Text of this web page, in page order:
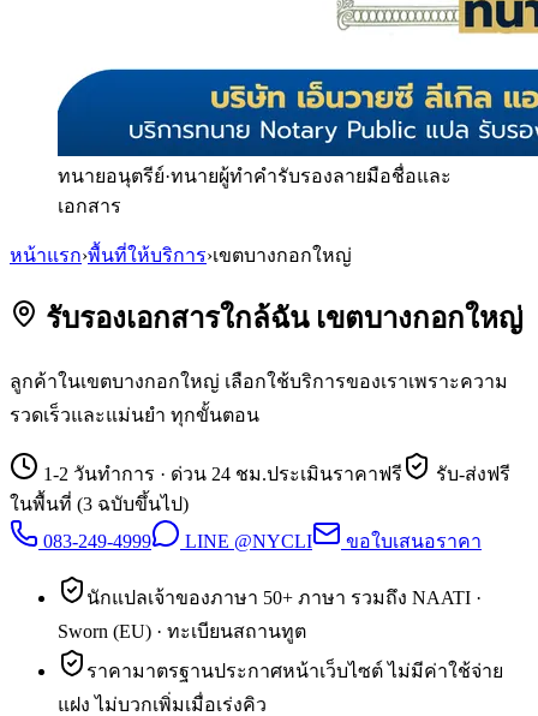
ทนายอนุตรีย์·ทนายผู้ทำคำรับรองลายมือชื่อและ
เอกสาร
หน้าแรก›พื้นที่ให้บริการ›เขตบางกอกใหญ่
รับรองเอกสารใกล้ฉัน เขตบางกอกใหญ่
ลูกค้าในเขตบางกอกใหญ่ เลือกใช้บริการของเราเพราะความ
รวดเร็วและแม่นยำ ทุกขั้นตอน
1-2 วันทำการ · ด่วน 24 ชม.ประเมินราคาฟรี
รับ-ส่งฟรี
ในพื้นที่ (3 ฉบับขึ้นไป)
083-249-4999
LINE @NYCLI ขอใบเสนอราคา
นักแปลเจ้าของภาษา 50+ ภาษา รวมถึง NAATI ·
Sworn (EU) · ทะเบียนสถานทูต
ราคามาตรฐานประกาศหน้าเว็บไซต์ ไม่มีค่าใช้จ่าย
แฝง ไม่บวกเพิ่มเมื่อเร่งคิว